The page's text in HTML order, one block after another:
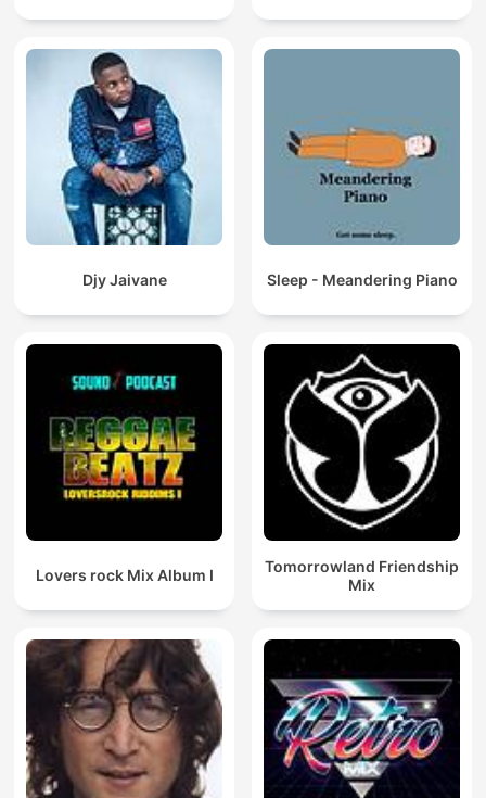
Djy Jaivane Sleep - Meandering Piano
Lovers rock Mix Album I
Tomorrowland Friendship
Mix